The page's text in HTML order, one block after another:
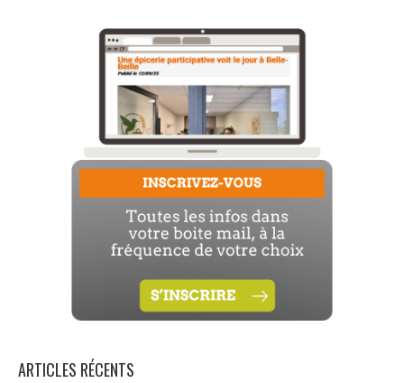
ARTICLES RÉCENTS